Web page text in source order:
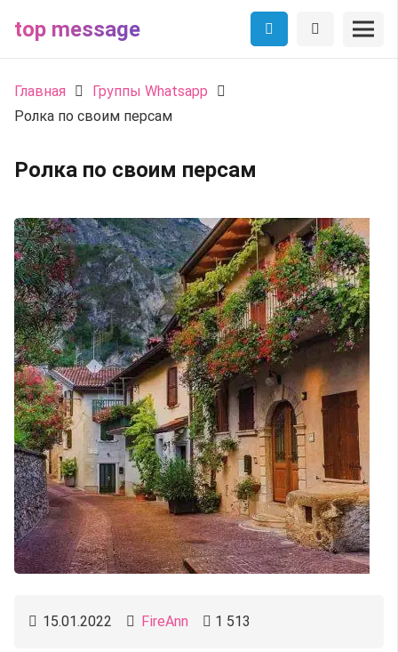
top message
Главная
Группы Whatsapp
Ролка по своим персам
Ролка по своим персам
15.01.2022 FireAnn 1 513